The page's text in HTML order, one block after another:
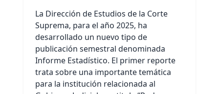
La Dirección de Estudios de la Corte
Suprema, para el año 2025, ha
desarrollado un nuevo tipo de
publicación semestral denominada
Informe Estadístico. El primer reporte
trata sobre una importante temática
para la institución relacionada al